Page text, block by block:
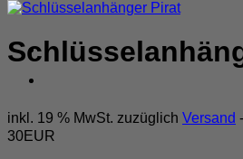
inkl. 19 % MwSt. zuzüglich Versand
30EUR